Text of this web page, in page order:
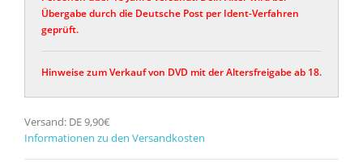
Übergabe durch die Deutsche Post per Ident-Verfahren
geprüft.
Hinweise zum Verkauf von DVD mit der Altersfreigabe ab 18.
Versand: DE 9,90€
Informationen zu den Versandkosten